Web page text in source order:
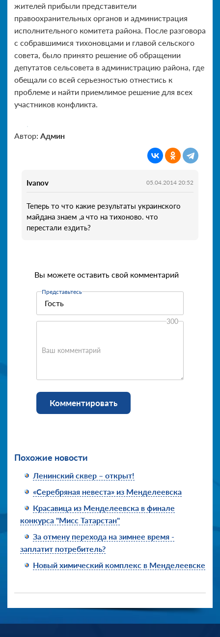
жителей прибыли представители
правоохранительных органов и администрация
исполнительного комитета района. После разговора
с собравшимися тихоновцами и главой сельского
совета, было принято решение об обращении
депутатов сельсовета в администрацию района, где
обещали со всей серьезностью отнестись к
проблеме и найти приемлимое решение для всех
участников конфликта.
Автор: Админ
Ivanov 05.04.2014 20:52
Теперь то что какие результаты украинского
майдана знаем ,а что на тихоново. что
перестали ездить?
Вы можете оставить свой комментарий
Представьтесь
Ваш комментарий
300
Комментировать
Похожие новости
Ленинский сквер – открыт!
«Серебряная невеста» из Менделеевска
Красавица из Менделеевска в финале
конкурса "Мисс Татарстан"
За отмену перехода на зимнее время -
заплатит потребитель?
Новый химический комплекс в Менделеевске